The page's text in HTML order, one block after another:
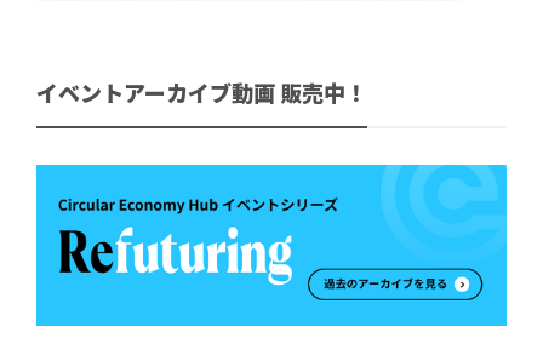
イベントアーカイブ動画 販売中！